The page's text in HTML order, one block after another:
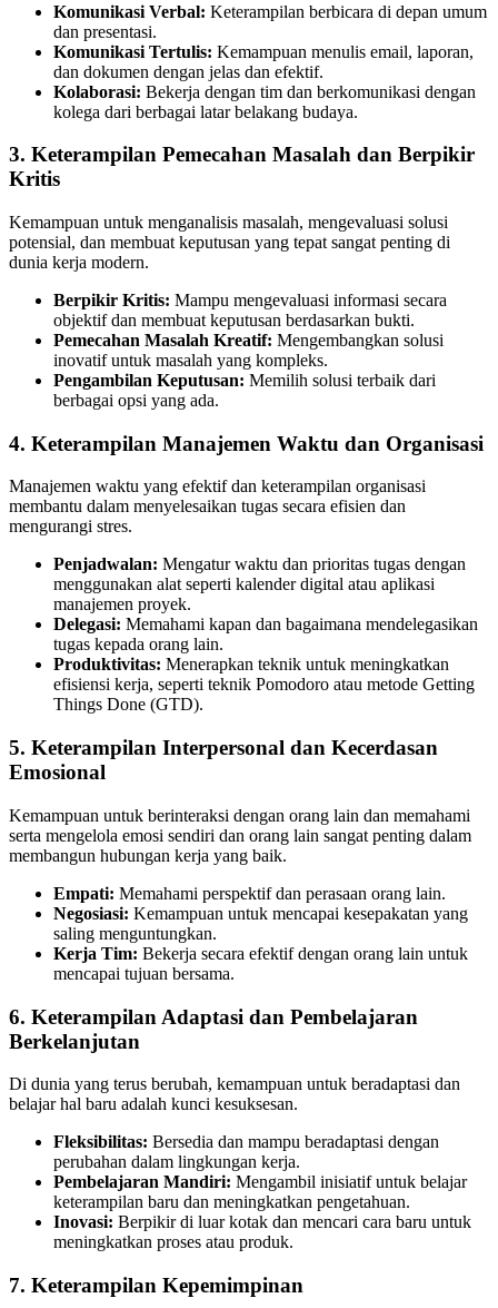
Komunikasi Verbal: Keterampilan berbicara di depan umum
dan presentasi.
Komunikasi Tertulis: Kemampuan menulis email, laporan,
dan dokumen dengan jelas dan efektif.
Kolaborasi: Bekerja dengan tim dan berkomunikasi dengan
kolega dari berbagai latar belakang budaya.
3. Keterampilan Pemecahan Masalah dan Berpikir
Kritis
Kemampuan untuk menganalisis masalah, mengevaluasi solusi
potensial, dan membuat keputusan yang tepat sangat penting di
dunia kerja modern.
Berpikir Kritis: Mampu mengevaluasi informasi secara
objektif dan membuat keputusan berdasarkan bukti.
Pemecahan Masalah Kreatif: Mengembangkan solusi
inovatif untuk masalah yang kompleks.
Pengambilan Keputusan: Memilih solusi terbaik dari
berbagai opsi yang ada.
4. Keterampilan Manajemen Waktu dan Organisasi
Manajemen waktu yang efektif dan keterampilan organisasi
membantu dalam menyelesaikan tugas secara efisien dan
mengurangi stres.
Penjadwalan: Mengatur waktu dan prioritas tugas dengan
menggunakan alat seperti kalender digital atau aplikasi
manajemen proyek.
Delegasi: Memahami kapan dan bagaimana mendelegasikan
tugas kepada orang lain.
Produktivitas: Menerapkan teknik untuk meningkatkan
efisiensi kerja, seperti teknik Pomodoro atau metode Getting
Things Done (GTD).
5. Keterampilan Interpersonal dan Kecerdasan
Emosional
Kemampuan untuk berinteraksi dengan orang lain dan memahami
serta mengelola emosi sendiri dan orang lain sangat penting dalam
membangun hubungan kerja yang baik.
Empati: Memahami perspektif dan perasaan orang lain.
Negosiasi: Kemampuan untuk mencapai kesepakatan yang
saling menguntungkan.
Kerja Tim: Bekerja secara efektif dengan orang lain untuk
mencapai tujuan bersama.
6. Keterampilan Adaptasi dan Pembelajaran
Berkelanjutan
Di dunia yang terus berubah, kemampuan untuk beradaptasi dan
belajar hal baru adalah kunci kesuksesan.
Fleksibilitas: Bersedia dan mampu beradaptasi dengan
perubahan dalam lingkungan kerja.
Pembelajaran Mandiri: Mengambil inisiatif untuk belajar
keterampilan baru dan meningkatkan pengetahuan.
Inovasi: Berpikir di luar kotak dan mencari cara baru untuk
meningkatkan proses atau produk.
7. Keterampilan Kepemimpinan